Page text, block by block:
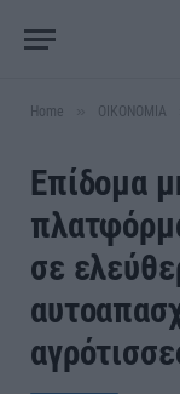
Home ΟΙΚΟΝΟΜΙΑ
Επίδομα
σε